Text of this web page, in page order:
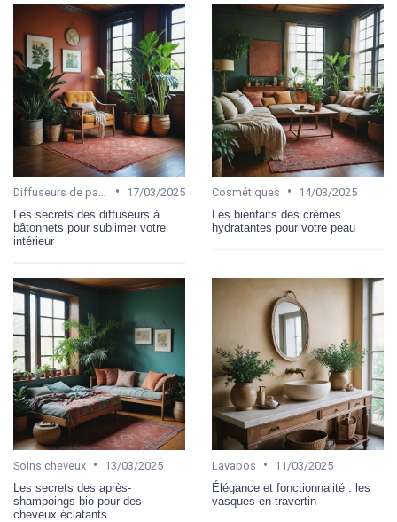
•
17/03/2025
Les secrets des diffuseurs à
bâtonnets pour sublimer votre
intérieur
Cosmétiques •
14/03/2025
Les bienfaits des crèmes
hydratantes pour votre peau
Soins cheveux •
13/03/2025
Les secrets des après-
shampoings bio pour des
cheveux éclatants
Lavabos •
11/03/2025
Élégance et fonctionnalité : les
vasques en travertin